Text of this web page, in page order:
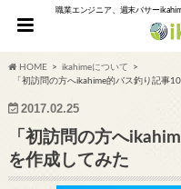
職業エンジニア、週末バサー
HOME
ikahimeについて
「初訪問の方へikahime的バス釣り記事
2017.02.25
「初訪問の方へ
を作成してみた